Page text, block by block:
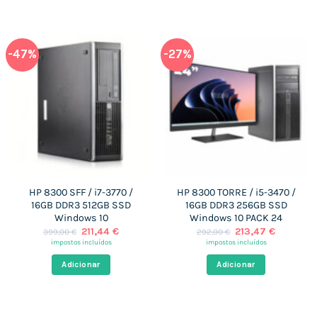
-47%
HP 8300 SFF / i7-3770 /
16GB DDR3 512GB SSD
Windows 10
399,00€ O
preço
era:
399,00 €.
211,44€O
impostos incluídos
Adicionar
-27%
HP 8300 TORRE / i5-3470 /
16GB DDR3 256GB SSD
Windows 10 PACK 24
292,00€ O
preço
era:
292,00 €.
213,47€O
impostos incluídos
Adicionar